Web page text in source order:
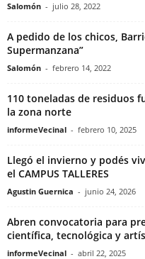
Salomón - julio 28, 2022
A pedido de los chicos,
Supermanzana”
Salomón - febrero 14, 2022
110 toneladas de residuos
la zona norte
informeVecinal - febrero 10, 2025
Llegó el invierno y podés
el CAMPUS TALLERES
Agustin Guernica - junio 24, 2026
Abren convocatoria para
científica, tecnológica y
informeVecinal - abril 22, 2025